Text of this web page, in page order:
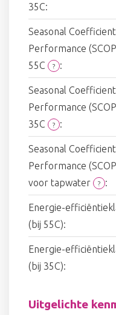
35C:
Seasonal
Performance
55C
? :
Seasonal
Performance
35C
? :
Seasonal
Performance
voor tapwater
? :
Energie-
(bij 55C):
Energie-
(bij 35C):
Uitgelichte